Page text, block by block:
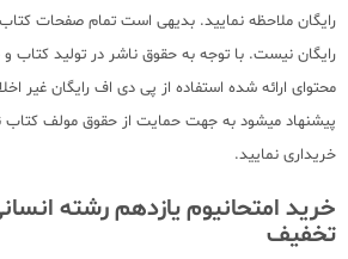
رایگان نیست. با توجه به حقوق ناشر در تولید
محتوای ارائه شده استفاده از پی دی اف رایگان غیر
پیشنهاد میشود به جهت حمایت از حقوق مولف کتاب
خریداری نمایید.
خرید امتحانیوم یازدهم رشته
تخفیف